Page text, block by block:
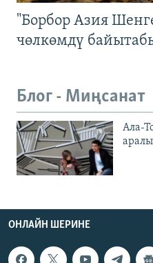
"Борбор Азия
чөлкөмдү
Блог - Миңсанат
Ала-
ОНЛАЙН ШЕРИНЕ